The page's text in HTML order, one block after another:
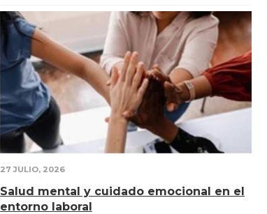
27 JULIO, 2026
Salud mental y cuidado emocional en el
entorno laboral